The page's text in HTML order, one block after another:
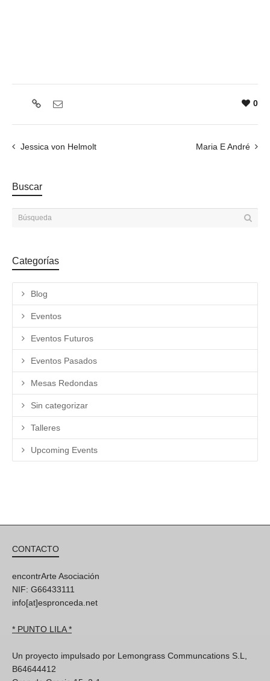
0
Jessica von Helmolt Maria E André
Buscar
Categorías
Blog
Eventos
Eventos Futuros
Eventos Pasados
Mesas Redondas
Sin categorizar
Talleres
Upcoming Events
CONTACTO
encontrArte Asociación
NIF: G66433111
info[at]espronceda.net
* PUNTO LILA *
Un proyecto impulsado por Lemongrass Communcations S.L,
B64644412